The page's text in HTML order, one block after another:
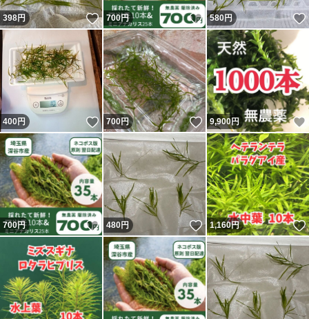
398円 いいね！
700円 いいね！
580円
400円 いいね！
700円 いいね！
9,900円
700円 いいね！
480円 いいね！
1,160円